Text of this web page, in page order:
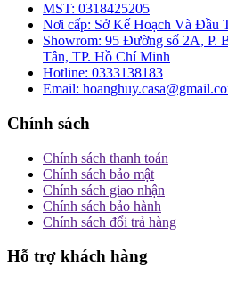
MST: 0318425205
Nơi cấp: Sở Kế Hoạch Và Đầu
Showrom: 95 Đường số 2A, P.
Tân, TP. Hồ Chí Minh
Hotline: 0333138183
Email:
Chính sách
Chính sách thanh toán
Chính sách bảo mật
Chính sách giao nhận
Chính sách bảo hành
Chính sách đổi trả hàng
Hỗ trợ khách hàng